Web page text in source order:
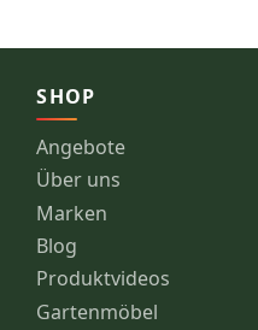
SHOP
Angebote
Über uns
Marken
Blog
Produktvideos
Gartenmöbel